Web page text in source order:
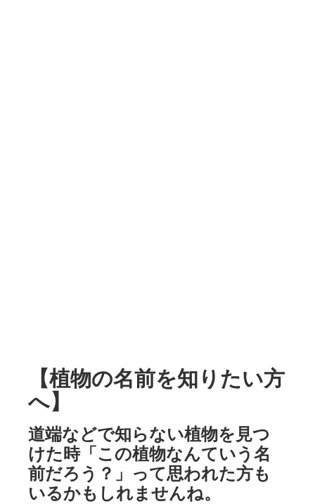
【植物の名前を知りたい方
へ】
道端などで知らない植物を見つ
けた時「この植物なんていう名
前だろう？」って思われた方も
いるかもしれませんね。